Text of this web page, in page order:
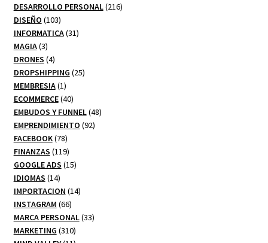
productos
DESARROLLO PERSONAL 216216
DISEÑO 103103
productos
INFORMATICA 3131
MAGIA 33
productos
DRONES 44
productos
DROPSHIPPING 2525
MEMBRESIA 11
producto
ECOMMERCE 4040
productos
EMBUDOS Y FUNNEL 4848
EMPRENDIMIENTO 9292
FACEBOOK 7878
productos
FINANZAS 119119
productos
GOOGLE ADS 1515
IDIOMAS 1414
productos
IMPORTACION 1414
INSTAGRAM 6666
productos
MARCA PERSONAL 3333
MARKETING 310310